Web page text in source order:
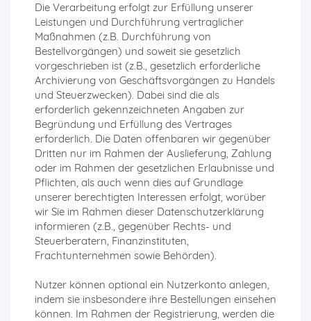
Die Verarbeitung erfolgt zur Erfüllung unserer
Leistungen und Durchführung vertraglicher
Maßnahmen (z.B. Durchführung von
Bestellvorgängen) und soweit sie gesetzlich
vorgeschrieben ist (z.B., gesetzlich erforderliche
Archivierung von Geschäftsvorgängen zu Handels
und Steuerzwecken). Dabei sind die als
erforderlich gekennzeichneten Angaben zur
Begründung und Erfüllung des Vertrages
erforderlich. Die Daten offenbaren wir gegenüber
Dritten nur im Rahmen der Auslieferung, Zahlung
oder im Rahmen der gesetzlichen Erlaubnisse und
Pflichten, als auch wenn dies auf Grundlage
unserer berechtigten Interessen erfolgt, worüber
wir Sie im Rahmen dieser Datenschutzerklärung
informieren (z.B., gegenüber Rechts- und
Steuerberatern, Finanzinstituten,
Frachtunternehmen sowie Behörden).
Nutzer können optional ein Nutzerkonto anlegen,
indem sie insbesondere ihre Bestellungen einsehen
können. Im Rahmen der Registrierung, werden die